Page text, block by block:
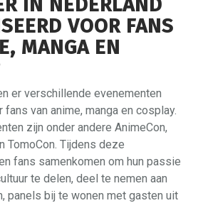
VOOR FANS
MANGA EN
er verschillende evenementen
van anime, manga en cosplay.
zijn onder andere AnimeCon,
TomoCon. Tijdens deze
fans samenkomen om hun passie
te delen, deel te nemen aan
panels bij te wonen met gasten uit